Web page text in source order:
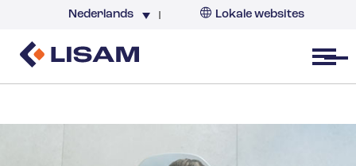
Nederlands Lokale websites
Open menu